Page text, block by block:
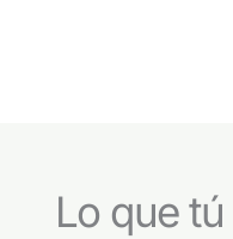
Lo que